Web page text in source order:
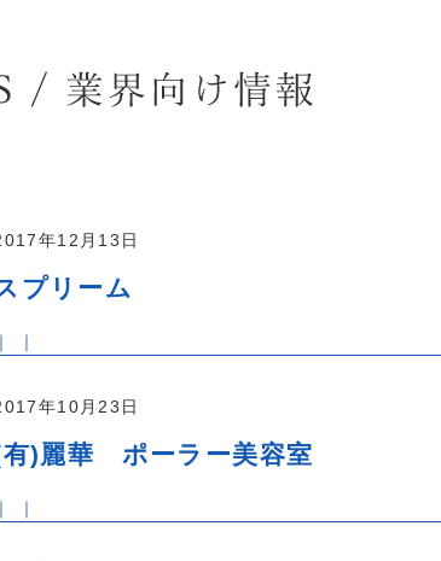
年12月13日
プリーム
｜ ｜
年10月23日
)麗華 ポーラー美容室
｜ ｜